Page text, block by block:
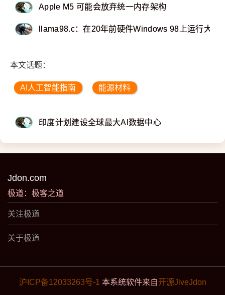
Apple M5 可能会放弃统一内存架构
llama98.c：在20年前硬件Windows 98上运行大模
本文话题：
AI人工智能指南 能源材料
印度计划建设全球最大AI数据中心
Jdon.com
极道：极客之道
关注极道
关于极道
沪ICP备12033263号-1 本系统软件来自开源JiveJdon